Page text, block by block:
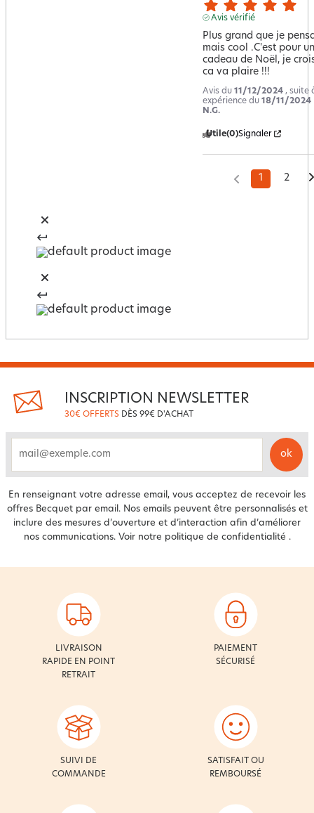
Avis vérifié
Plus grand que je
mais cool .C'est pour un
cadeau de Noël, je
ca va plaire !!!
Avis du 11/12/2024 , suite
expérience du 18/11/2024
N.G.
Utile(0)Signaler
1 2
INSCRIPTION NEWSLETTER
30€ OFFERTS DÈS 99€ D'ACHAT
ok
En renseignant votre adresse email, vous acceptez de recevoir les
offres Becquet par email. Nos emails peuvent être personnalisés et
inclure des mesures d’ouverture et d’interaction afin d’améliorer
nos communications. Voir notre politique de confidentialité .
LIVRAISON
RAPIDE EN POINT
RETRAIT
PAIEMENT
SÉCURISÉ
SUIVI DE
COMMANDE
SATISFAIT OU
REMBOURSÉ